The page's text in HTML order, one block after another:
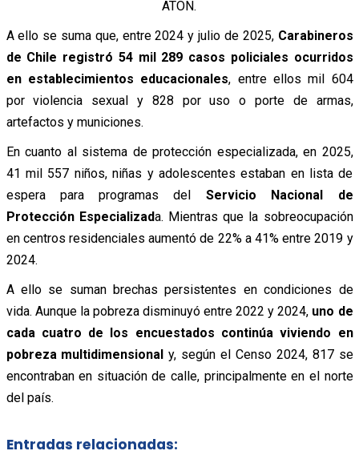
ATON.
A ello se suma que, entre 2024 y julio de 2025, Carabineros
de Chile registró 54 mil 289 casos policiales ocurridos
en establecimientos educacionales, entre ellos mil 604
por violencia sexual y 828 por uso o porte de armas,
artefactos y municiones.
En cuanto al sistema de protección especializada, en 2025,
41 mil 557 niños, niñas y adolescentes estaban en lista de
espera para programas del Servicio Nacional de
Protección Especializada. Mientras que la sobreocupación
en centros residenciales aumentó de 22% a 41% entre 2019 y
2024.
A ello se suman brechas persistentes en condiciones de
vida. Aunque la pobreza disminuyó entre 2022 y 2024, uno de
cada cuatro de los encuestados continúa viviendo en
pobreza multidimensional y, según el Censo 2024, 817 se
encontraban en situación de calle, principalmente en el norte
del país.
Entradas relacionadas: